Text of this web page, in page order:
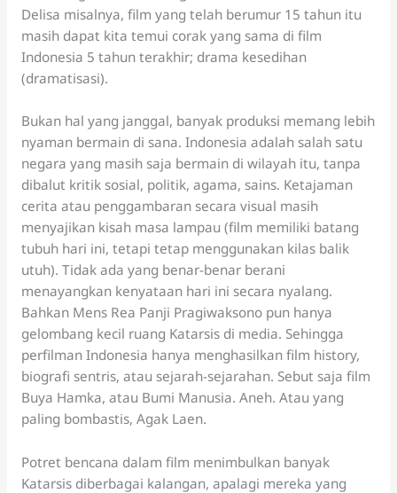
Delisa misalnya, film yang telah berumur 15 tahun itu
masih dapat kita temui corak yang sama di film
Indonesia 5 tahun terakhir; drama kesedihan
(dramatisasi).
Bukan hal yang janggal, banyak produksi memang lebih
nyaman bermain di sana. Indonesia adalah salah satu
negara yang masih saja bermain di wilayah itu, tanpa
dibalut kritik sosial, politik, agama, sains. Ketajaman
cerita atau penggambaran secara visual masih
menyajikan kisah masa lampau (film memiliki batang
tubuh hari ini, tetapi tetap menggunakan kilas balik
utuh). Tidak ada yang benar-benar berani
menayangkan kenyataan hari ini secara nyalang.
Bahkan Mens Rea Panji Pragiwaksono pun hanya
gelombang kecil ruang Katarsis di media. Sehingga
perfilman Indonesia hanya menghasilkan film history,
biografi sentris, atau sejarah-sejarahan. Sebut saja film
Buya Hamka, atau Bumi Manusia. Aneh. Atau yang
paling bombastis, Agak Laen.
Potret bencana dalam film menimbulkan banyak
Katarsis diberbagai kalangan, apalagi mereka yang